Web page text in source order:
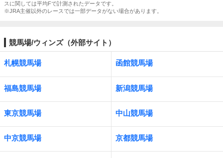
スに関しては平均Fで計測されたデータです。
※JRA主催以外のレースでは一部データがない場合があります。
競馬場/ウィンズ（外部サイト）
札幌競馬場 函館競馬場
福島競馬場 新潟競馬場
東京競馬場 中山競馬場
中京競馬場 京都競馬場